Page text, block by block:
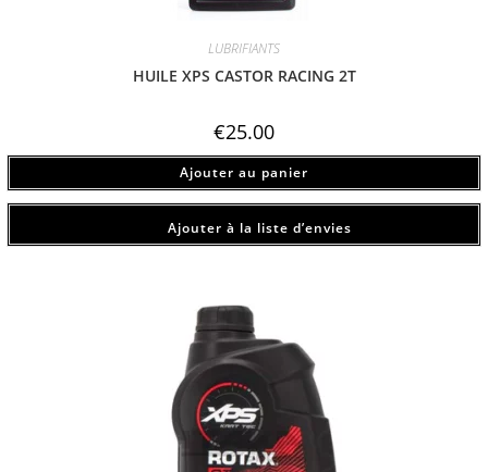
LUBRIFIANTS
HUILE XPS CASTOR RACING 2T
€25.00
Ajouter au panier
Ajouter à la liste d’envies